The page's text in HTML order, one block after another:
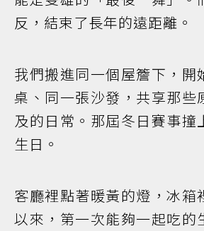
反，結束了長年的遠距離。
我們搬進同一個屋簷下，開
桌、同一張沙發，共享那些
及的日常。那屆冬日賽事撞
生日。
客廳裡點著暖黃的燈，冰箱
以來，第一次能夠一起吃的